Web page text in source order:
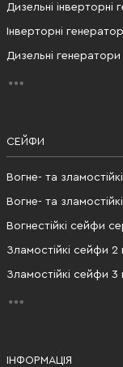
Дизельні інверторні
Інверторні
Дизельні генератори
СЕЙФИ
Вогне- та
Вогне- та
Вогнестійкі сейфи
Зламостійкі сейфи 2
Зламостійкі сейфи 3
ІНФОРМАЦІЯ